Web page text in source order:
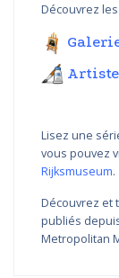
Découvrez
Lisez une
vous pouvez
Rijksmuseum.
Découvrez et
publiés
Metropolitan